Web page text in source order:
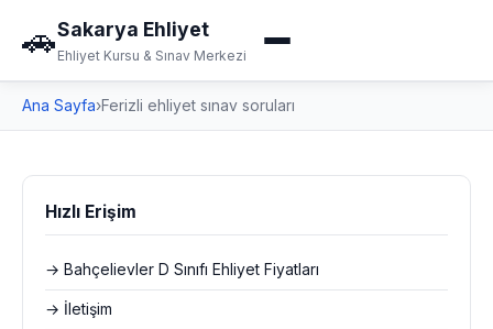
🚗Sakarya Ehliyet
Ehliyet Kursu & Sınav Merkezi
Ana Sayfa›Ferizli ehliyet sınav soruları
Hızlı Erişim
→ Bahçelievler D Sınıfı Ehliyet Fiyatları
→ İletişim